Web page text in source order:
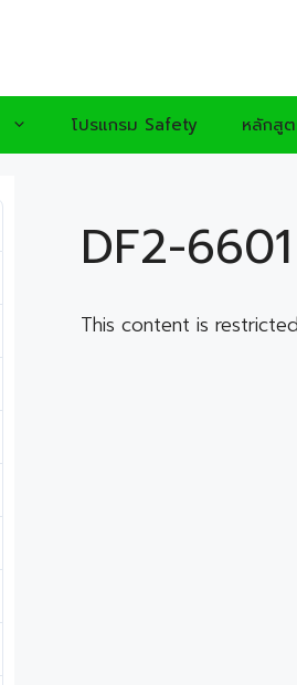
โปรแกรม Safety หลักสู
DF2-
This content is